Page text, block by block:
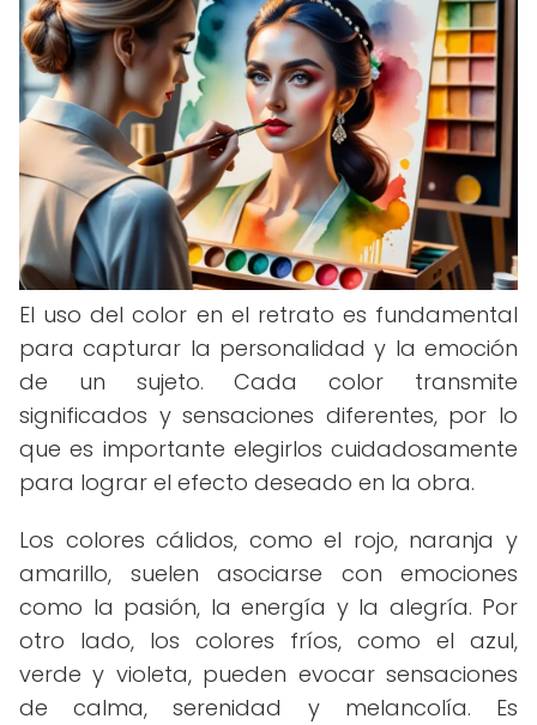
El uso del color en el retrato es fundamental
para capturar la personalidad y la emoción
de un sujeto. Cada color transmite
significados y sensaciones diferentes, por lo
que es importante elegirlos cuidadosamente
para lograr el efecto deseado en la obra.
Los colores cálidos, como el rojo, naranja y
amarillo, suelen asociarse con emociones
como la pasión, la energía y la alegría. Por
otro lado, los colores fríos, como el azul,
verde y violeta, pueden evocar sensaciones
de calma, serenidad y melancolía. Es